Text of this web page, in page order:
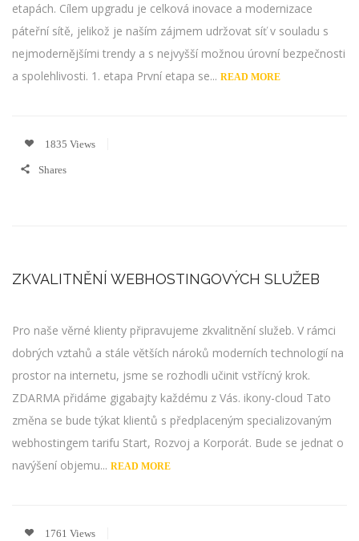
etapách. Cílem upgradu je celková inovace a modernizace
páteřní sítě, jelikož je naším zájmem udržovat síť v souladu s
nejmodernějšími trendy a s nejvyšší možnou úrovní bezpečnosti
a spolehlivosti. 1. etapa První etapa se... READ MORE
1835 Views
Shares
ZKVALITNĚNÍ WEBHOSTINGOVÝCH SLUŽEB
Pro naše věrné klienty připravujeme zkvalitnění služeb. V rámci
dobrých vztahů a stále větších nároků moderních technologií na
prostor na internetu, jsme se rozhodli učinit vstřícný krok.
ZDARMA přidáme gigabajty každému z Vás. ikony-cloud Tato
změna se bude týkat klientů s předplaceným specializovaným
webhostingem tarifu Start, Rozvoj a Korporát. Bude se jednat o
navýšení objemu... READ MORE
1761 Views